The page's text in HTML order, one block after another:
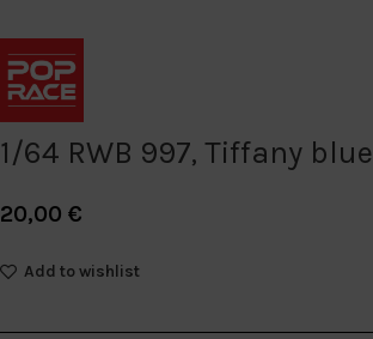
1/64 RWB 997, Tiffany blue
20,00 €
Add to wishlist